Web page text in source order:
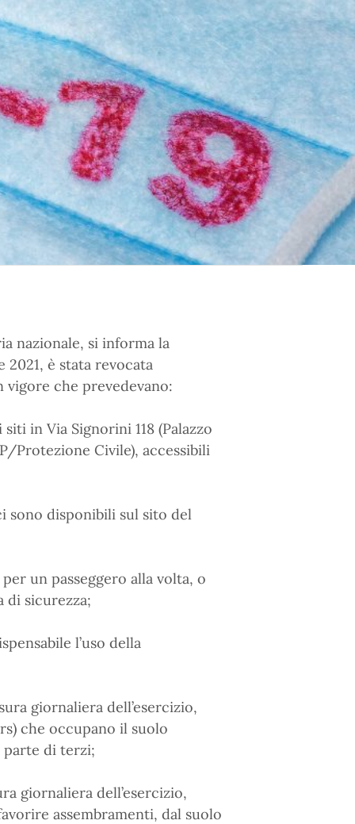
nazionale, si informa la
è stata revocata
vigore che prevedevano:
in Via Signorini 118 (Palazzo
Protezione Civile), accessibili
sono disponibili sul sito del
un passeggero alla volta, o
di sicurezza;
l’uso della
giornaliera dell’esercizio,
che occupano il suolo
parte di terzi;
giornaliera dell’esercizio,
assembramenti, dal suolo